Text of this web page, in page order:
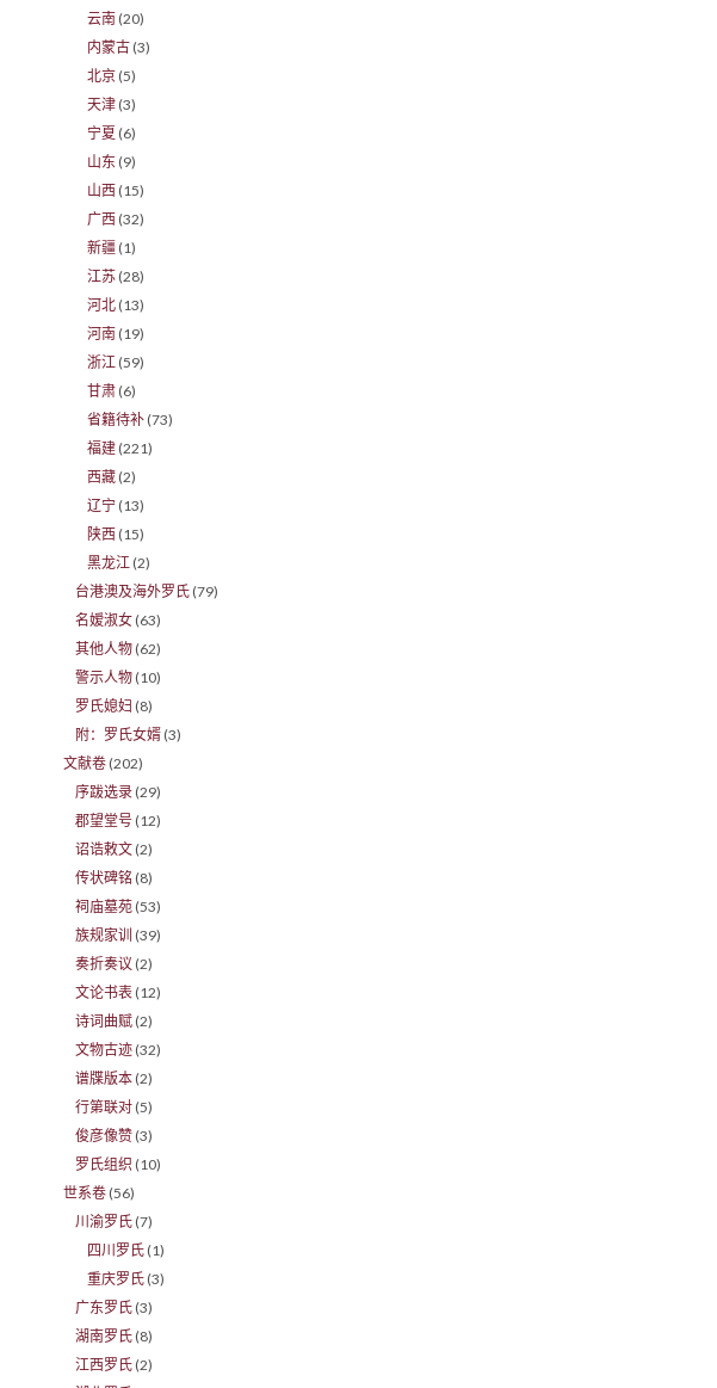
云南 (20)
内蒙古 (3)
北京 (5)
天津 (3)
宁夏 (6)
山东 (9)
山西 (15)
广西 (32)
新疆 (1)
江苏 (28)
河北 (13)
河南 (19)
浙江 (59)
甘肃 (6)
省籍待补 (73)
福建 (221)
西藏 (2)
辽宁 (13)
陕西 (15)
黑龙江 (2)
台港澳及海外罗氏 (79)
名嫒淑女 (63)
其他人物 (62)
警示人物 (10)
罗氏媳妇 (8)
附：罗氏女婿 (3)
文献卷 (202)
序跋选录 (29)
郡望堂号 (12)
诏诰敕文 (2)
传状碑铭 (8)
祠庙墓苑 (53)
族规家训 (39)
奏折奏议 (2)
文论书表 (12)
诗词曲赋 (2)
文物古迹 (32)
谱牒版本 (2)
行第联对 (5)
俊彦像赞 (3)
罗氏组织 (10)
世系卷 (56)
川渝罗氏 (7)
四川罗氏 (1)
重庆罗氏 (3)
广东罗氏 (3)
湖南罗氏 (8)
江西罗氏 (2)